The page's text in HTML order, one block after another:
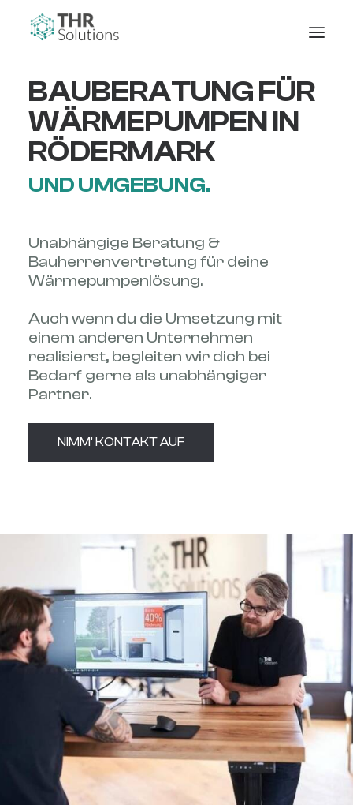
BAUBERATUNG FÜR
WÄRMEPUMPEN IN
RÖDERMARK
UND UMGEBUNG.
Unabhängige Beratung &
Bauherrenvertretung für deine
Wärmepumpenlösung.
Auch wenn du die Umsetzung mit
einem anderen Unternehmen
realisierst, begleiten wir dich bei
Bedarf gerne als unabhängiger
Partner.
NIMM' KONTAKT AUF